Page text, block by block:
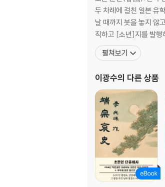
과라고 하겠습니다. 춘원
를 참조하여 주기를 바라
기원할 따름입니다.
- 편집부 일동
두 차례에 걸친 일본 유
날 때까지 붓을 놓지 않
직하고 [소년]지를 발행
펼쳐보기
이광수의 다른 상품